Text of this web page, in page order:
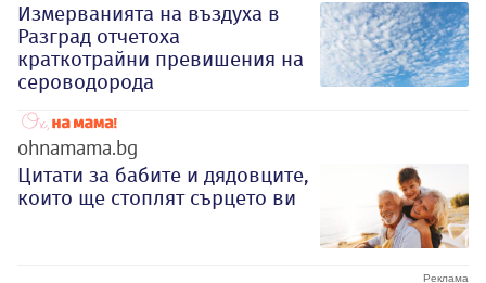
Измерванията на въздуха в
Разград отчетоха
краткотрайни превишения на
сероводорода
ohnamama.bg
Цитати за бабите и дядовците,
които ще стоплят сърцето ви